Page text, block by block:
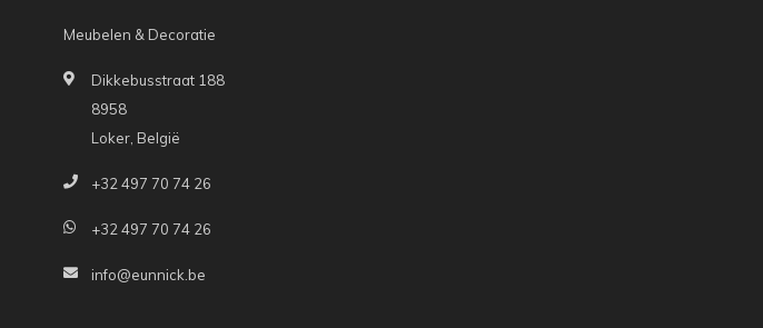
Meubelen & Decoratie
Dikkebusstraat 188
8958
Loker, België
+32 497 70 74 26
+32 497 70 74 26
info@eunnick.be